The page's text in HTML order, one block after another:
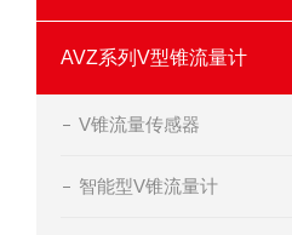
AVZ系列V型锥流量计
V锥流量传感器
智能型V锥流量计